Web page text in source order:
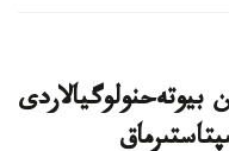
دەيىن بيوتەحنولوگيالاردى